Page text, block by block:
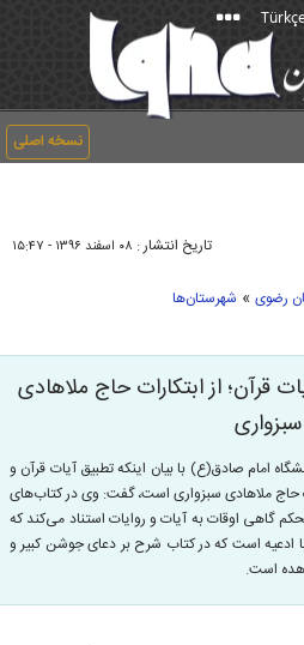
نسخه اصلی
تاریخ انتشار : ۰۸ اسفند ۱۳۹۶ - ۱۵:۴۷
رضوی » شهرستان‌ها
قرآن؛ از ابتکارات حاج ملاهادی
سبزواری
امام صادق(ع) با بیان اینکه تطبیق آیات قرآن و
حاج ملاهادی سبزواری است، گفت: وی در کتاب‌های
گاهی اوقات به آیات و روایات استناد می‌کند که
ادعیه است که در کتاب شرح بر دعای جوشن کبیر و
است.